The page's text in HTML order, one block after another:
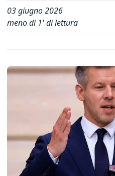
03 giugno 2026
meno di 1' di lettura